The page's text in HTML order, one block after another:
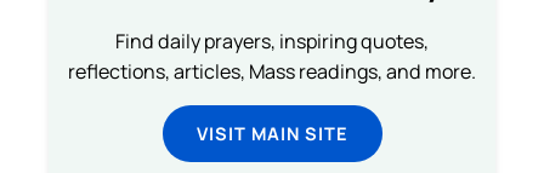
Find daily prayers, inspiring quotes,
reflections, articles, Mass readings, and more.
VISIT MAIN SITE